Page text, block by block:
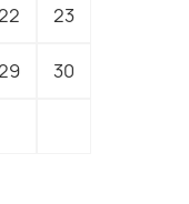
23
30